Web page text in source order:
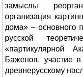
замыслы
организация
дома» – основного
русской
«партикулярной
Баженов, участие
древнерусскому